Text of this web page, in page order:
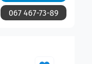
067 467-73-89